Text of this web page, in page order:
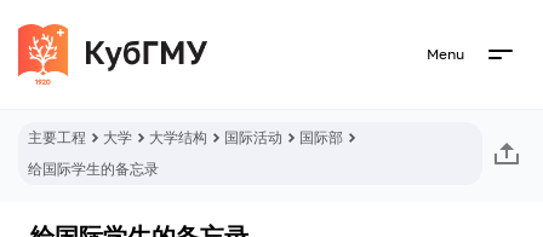
Menu
主要工程 大学 大学结构 国际活动
国际部
给国际学生的备忘录